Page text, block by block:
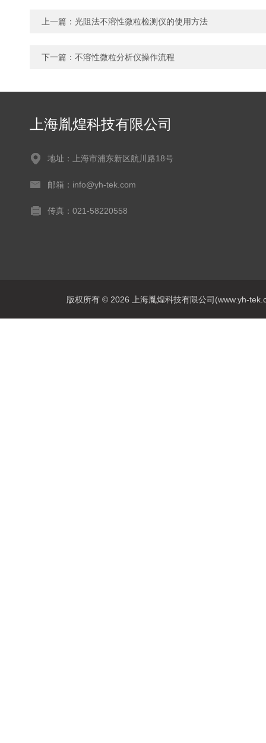
上一篇： 光阻法不溶性微粒检测仪的使用方法
下一篇： 不溶性微粒分析仪操作流程
上海胤煌科技有限公司
地址：上海市浦东新区航川路18号
邮箱：info@yh-tek.com
传真：021-58220558
版权所有 © 2026 上海胤煌科技有限公司(www.yh-